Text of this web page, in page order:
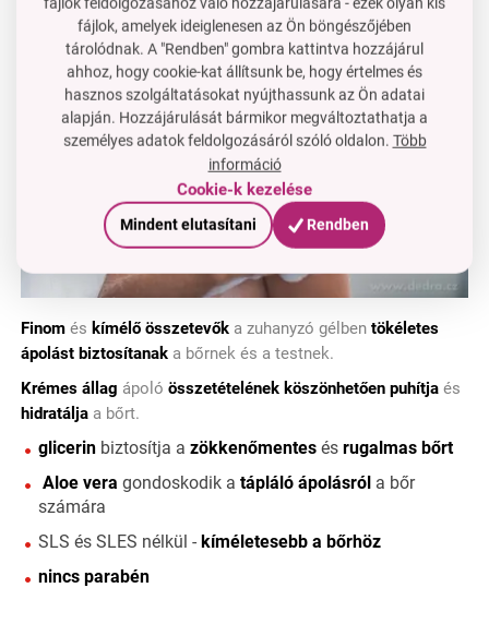
Finom és kímélő összetevők a zuhanyzó gélben tökéletes
ápolást biztosítanak a bőrnek és a testnek.
Krémes állag ápoló összetételének köszönhetően puhítja és
hidratálja a bőrt.
glicerin biztosítja a zökkenőmentes és rugalmas bőrt
Aloe vera gondoskodik a tápláló ápolásról a bőr
számára
SLS és SLES nélkül - kíméletesebb a bőrhöz
nincs parabén
fájlok, amelyek ideiglenesen az Ön böngészőjében
tárolódnak. A "Rendben" gombra kattintva hozzájárul
ahhoz, hogy cookie-kat állítsunk be, hogy értelmes és
hasznos szolgáltatásokat nyújthassunk az Ön adatai
alapján. Hozzájárulását bármikor megváltoztathatja a
személyes adatok feldolgozásáról szóló oldalon. Több
információ
Cookie-k kezelése
Mindent elutasítani Rendben